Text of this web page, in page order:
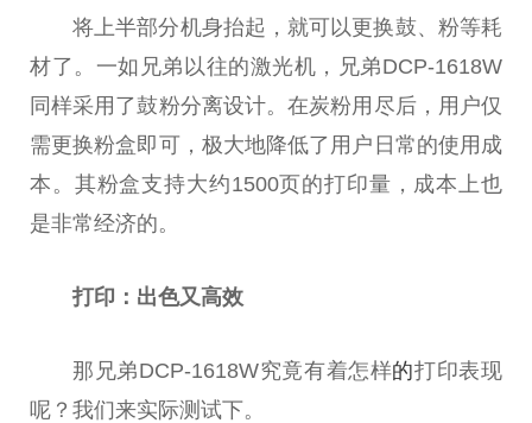
将上半部分机身抬起，就可以更换鼓、粉等耗
材了。一如兄弟以往的激光机，兄弟DCP-1618W
同样采用了鼓粉分离设计。在炭粉用尽后，用户仅
需更换粉盒即可，极大地降低了用户日常的使用成
本。其粉盒支持大约1500页的打印量，成本上也
是非常经济的。
打印：出色又高效
那兄弟DCP-1618W究竟有着怎样的打印表现
呢？我们来实际测试下。